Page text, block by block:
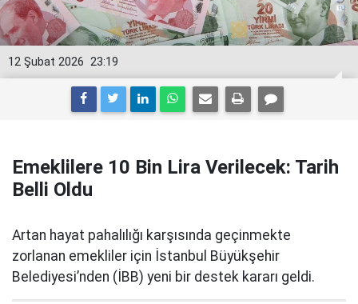
23:19
12 Şubat 2026
Emeklilere 10 Bin Lira Verilecek: Tarih
Belli Oldu
Artan hayat pahalılığı karşısında geçinmekte
zorlanan emekliler için İstanbul Büyükşehir
Belediyesi’nden (İBB) yeni bir destek kararı geldi.